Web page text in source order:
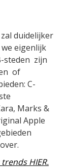
duidelijker
eigenlijk
steden zijn
of
C-
Marks &
Apple
HIER.